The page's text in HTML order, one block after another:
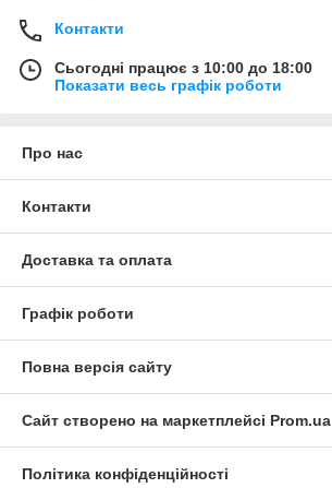
Контакти
Сьогодні працює з 10:00 до 18:00
Показати весь графік роботи
Про нас
Контакти
Доставка та оплата
Графік роботи
Повна версія сайту
Сайт створено на маркетплейсі Prom.ua
Політика конфіденційності